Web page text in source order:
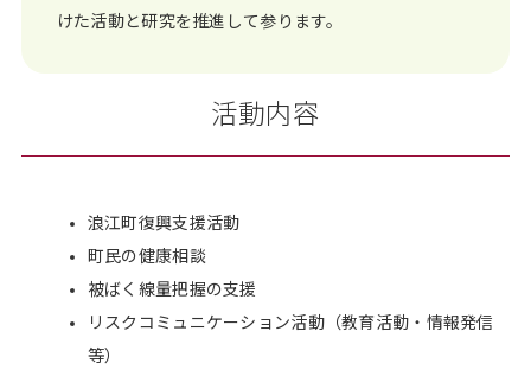
けた活動と研究を推進して参ります。
活動内容
浪江町復興支援活動
町民の健康相談
被ばく線量把握の支援
リスクコミュニケーション活動（教育活動・情報発信
等）